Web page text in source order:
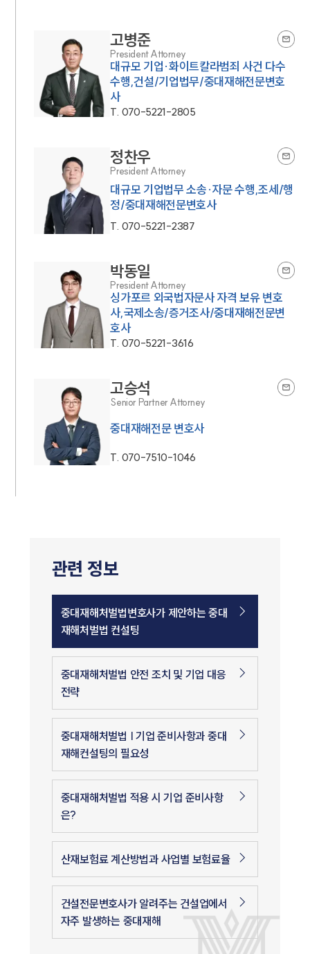
고병준
President Attorney
대규모 기업·화이트칼라범죄 사건 다수
수행,건설/기업법무/중대재해전문변호
사
T. 070-5221-2805
정찬우
President Attorney
대규모 기업법무 소송·자문 수행,조세/행
정/중대재해전문변호사
T. 070-5221-2387
박동일
President Attorney
싱가포르 외국법자문사 자격 보유 변호
사,국제소송/증거조사/중대재해전문변
호사
T. 070-5221-3616
고승석
Senior Partner Attorney
중대재해전문 변호사
T. 070-7510-1046
관련 정보
중대재해처벌법변호사가 제안하는 중대
재해처벌법 컨설팅
중대재해처벌법 안전 조치 및 기업 대응
전략
중대재해처벌법 | 기업 준비사항과 중대
재해컨설팅의 필요성
중대재해처벌법 적용 시 기업 준비사항
은?
산재보험료 계산방법과 사업별 보험료율
건설전문변호사가 알려주는 건설업에서
자주 발생하는 중대재해